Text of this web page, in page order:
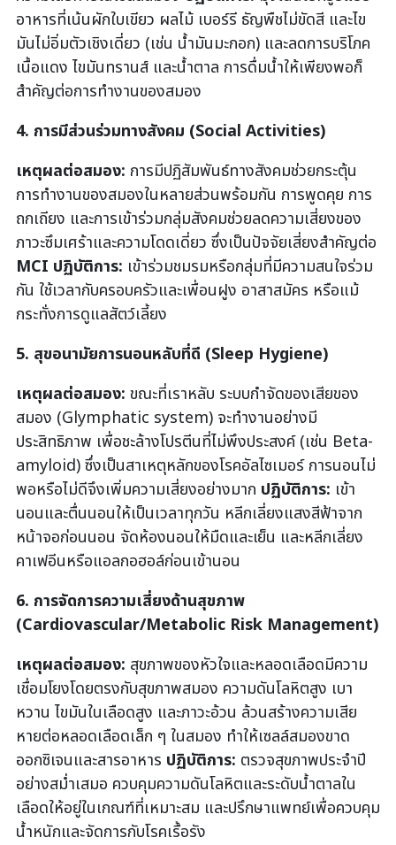
อาหารที่เน้นผักใบเขียว ผลไม้ เบอร์รี ธัญพืชไม่ขัดสี และไข
มันไม่อิ่มตัวเชิงเดี่ยว (เช่น น้ำมันมะกอก) และลดการบริโภค
เนื้อแดง ไขมันทรานส์ และน้ำตาล การดื่มน้ำให้เพียงพอก็
สำคัญต่อการทำงานของสมอง
4. การมีส่วนร่วมทางสังคม (Social Activities)
เหตุผลต่อสมอง: การมีปฏิสัมพันธ์ทางสังคมช่วยกระตุ้น
การทำงานของสมองในหลายส่วนพร้อมกัน การพูดคุย การ
ถกเถียง และการเข้าร่วมกลุ่มสังคมช่วยลดความเสี่ยงของ
ภาวะซึมเศร้าและความโดดเดี่ยว ซึ่งเป็นปัจจัยเสี่ยงสำคัญต่อ
MCI ปฏิบัติการ: เข้าร่วมชมรมหรือกลุ่มที่มีความสนใจร่วม
กัน ใช้เวลากับครอบครัวและเพื่อนฝูง อาสาสมัคร หรือแม้
กระทั่งการดูแลสัตว์เลี้ยง
5. สุขอนามัยการนอนหลับที่ดี (Sleep Hygiene)
เหตุผลต่อสมอง: ขณะที่เราหลับ ระบบกำจัดของเสียของ
สมอง (Glymphatic system) จะทำงานอย่างมี
ประสิทธิภาพ เพื่อชะล้างโปรตีนที่ไม่พึงประสงค์ (เช่น Beta-
amyloid) ซึ่งเป็นสาเหตุหลักของโรคอัลไซเมอร์ การนอนไม่
พอหรือไม่ดีจึงเพิ่มความเสี่ยงอย่างมาก ปฏิบัติการ: เข้า
นอนและตื่นนอนให้เป็นเวลาทุกวัน หลีกเลี่ยงแสงสีฟ้าจาก
หน้าจอก่อนนอน จัดห้องนอนให้มืดและเย็น และหลีกเลี่ยง
คาเฟอีนหรือแอลกอฮอล์ก่อนเข้านอน
6. การจัดการความเสี่ยงด้านสุขภาพ
(Cardiovascular/Metabolic Risk Management)
เหตุผลต่อสมอง: สุขภาพของหัวใจและหลอดเลือดมีความ
เชื่อมโยงโดยตรงกับสุขภาพสมอง ความดันโลหิตสูง เบา
หวาน ไขมันในเลือดสูง และภาวะอ้วน ล้วนสร้างความเสีย
หายต่อหลอดเลือดเล็ก ๆ ในสมอง ทำให้เซลล์สมองขาด
ออกซิเจนและสารอาหาร ปฏิบัติการ: ตรวจสุขภาพประจำปี
อย่างสม่ำเสมอ ควบคุมความดันโลหิตและระดับน้ำตาลใน
เลือดให้อยู่ในเกณฑ์ที่เหมาะสม และปรึกษาแพทย์เพื่อควบคุม
น้ำหนักและจัดการกับโรคเรื้อรัง